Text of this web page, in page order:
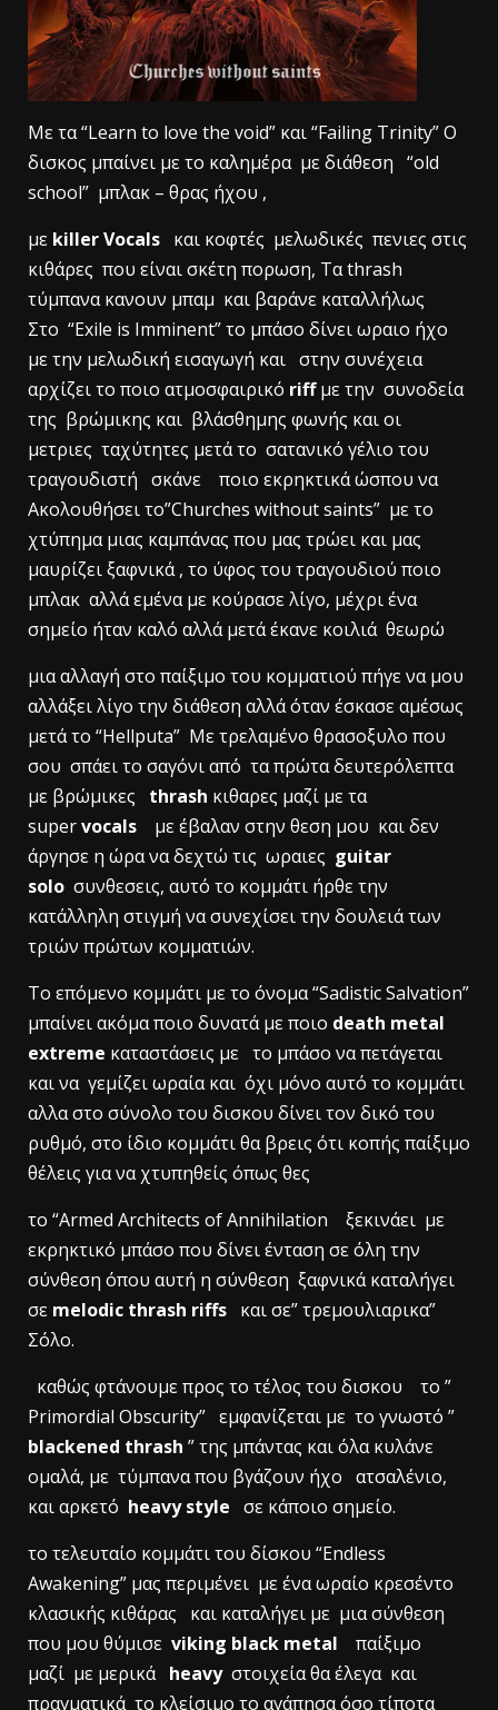
Με τα “Learn to love the void” και “Failing Trinity” O
δισκος μπαίνει με το καλημέρα με διάθεση “old
school” μπλακ – θρας ήχου ,
με killer Vocals και κοφτές μελωδικές πενιες στις
κιθάρες που είναι σκέτη πορωση, Τα thrash
τύμπανα κανουν μπαμ και βαράνε καταλλήλως
Στο “Exile is Imminent” το μπάσο δίνει ωραιο ήχο
με την μελωδική εισαγωγή και στην συνέχεια
αρχίζει το ποιο ατμοσφαιρικό riffμε την συνοδεία
της βρώμικης και βλάσθημης φωνής και οι
μετριες ταχύτητες μετά το σατανικό γέλιο του
τραγουδιστή σκάνε ποιο εκρηκτικά ώσπου να
Ακολουθήσει το”Churches without saints” με το
χτύπημα μιας καμπάνας που μας τρώει και μας
μαυρίζει ξαφνικά , το ύφος του τραγουδιού ποιο
μπλακ αλλά εμένα με κούρασε λίγο, μέχρι ένα
σημείο ήταν καλό αλλά μετά έκανε κοιλιά θεωρώ
μια αλλαγή στο παίξιμο του κομματιού πήγε να μου
αλλάξει λίγο την διάθεση αλλά όταν έσκασε αμέσως
μετά το “Hellputa” Με τρελαμένο θρασοξυλο που
σου σπάει το σαγόνι από τα πρώτα δευτερόλεπτα
με βρώμικες thrash κιθαρες μαζί με τα
supervocals
με έβαλαν στην θεση μου και δεν
άργησε η ώρα να δεχτώ τις ωραιες guitar
solo συνθεσεις, αυτό το κομμάτι ήρθε την
κατάλληλη στιγμή να συνεχίσει την δουλειά των
τριών πρώτων κομματιών.
To επόμενο κομμάτι με το όνομα “Sadistic Salvation”
μπαίνει ακόμα ποιο δυνατά με ποιο death metal
extreme καταστάσεις με το μπάσο να πετάγεται
και να γεμίζει ωραία και όχι μόνο αυτό το κομμάτι
αλλα στο σύνολο του δισκου δίνει τον δικό του
ρυθμό, στο ίδιο κομμάτι θα βρεις ότι κοπής παίξιμο
θέλεις για να χτυπηθείς όπως θες
το “Armed Architects of Annihilation ξεκινάει με
εκρηκτικό μπάσο που δίνει ένταση σε όλη την
σύνθεση όπου αυτή η σύνθεση ξαφνικά καταλήγει
σε melodic thrash riffs και σε” τρεμουλιαρικα”
Σόλο.
καθώς φτάνουμε προς το τέλος του δισκου το ”
Primordial Obscurity” εμφανίζεται με το γνωστό ”
blackened thrash ” της μπάντας και όλα κυλάνε
ομαλά, με τύμπανα που βγάζουν ήχο ατσαλένιο,
και αρκετό heavy style σε κάποιο σημείο.
το τελευταίο κομμάτι του δίσκου “Endless
Awakening” μας περιμένει με ένα ωραίο κρεσέντο
κλασικής κιθάρας και καταλήγει με μια σύνθεση
που μου θύμισε viking black metal
παίξιμο
μαζί με μερικά heavy στοιχεία θα έλεγα και
πραγματικά το κλείσιμο το αγάπησα όσο τίποτα